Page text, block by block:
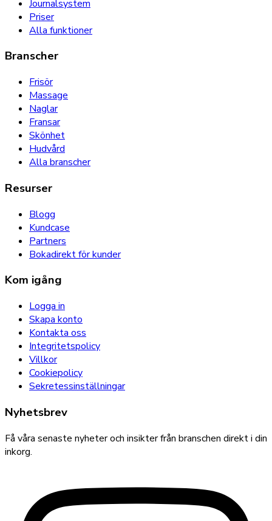
Journalsystem
Priser
Alla funktioner
Branscher
Frisör
Massage
Naglar
Fransar
Skönhet
Hudvård
Alla branscher
Resurser
Blogg
Kundcase
Partners
Bokadirekt för kunder
Kom igång
Logga in
Skapa konto
Kontakta oss
Integritetspolicy
Villkor
Cookiepolicy
Sekretessinställningar
Nyhetsbrev
Få våra senaste nyheter och insikter från branschen direkt i din
inkorg.